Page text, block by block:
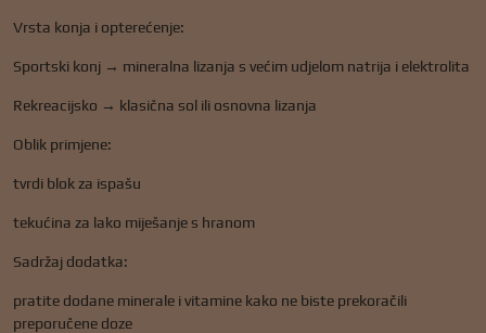
Vrsta konja i opterećenje:
Sportski konj → mineralna lizanja s većim udjelom natrija i elektrolita
Rekreacijsko → klasična sol ili osnovna lizanja
Oblik primjene:
tvrdi blok za ispašu
tekućina za lako miješanje s hranom
Sadržaj dodatka:
pratite dodane minerale i vitamine kako ne biste prekoračili
preporučene doze